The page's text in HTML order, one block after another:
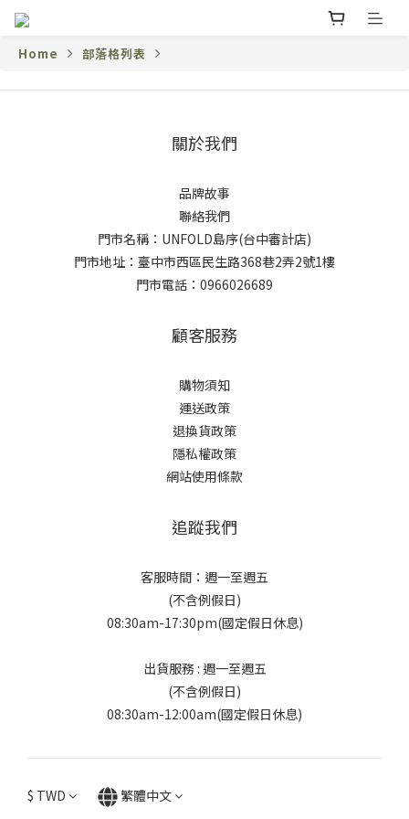
Home 部落格列表
關於我們
品牌故事
聯絡我們
門市名稱：UNFOLD島序(台中審計店)
門市地址：臺中市西區民生路368巷2弄2號1樓
門市電話：0966026689
顧客服務
購物須知
運送政策
退換貨政策
隱私權政策
網站使用條款
追蹤我們
客服時間：週一至週五
(不含例假日)
08:30am-17:30pm(國定假日休息)
出貨服務 : 週一至週五
(不含例假日)
08:30am-12:00am(國定假日休息)
$ TWD 繁體中文